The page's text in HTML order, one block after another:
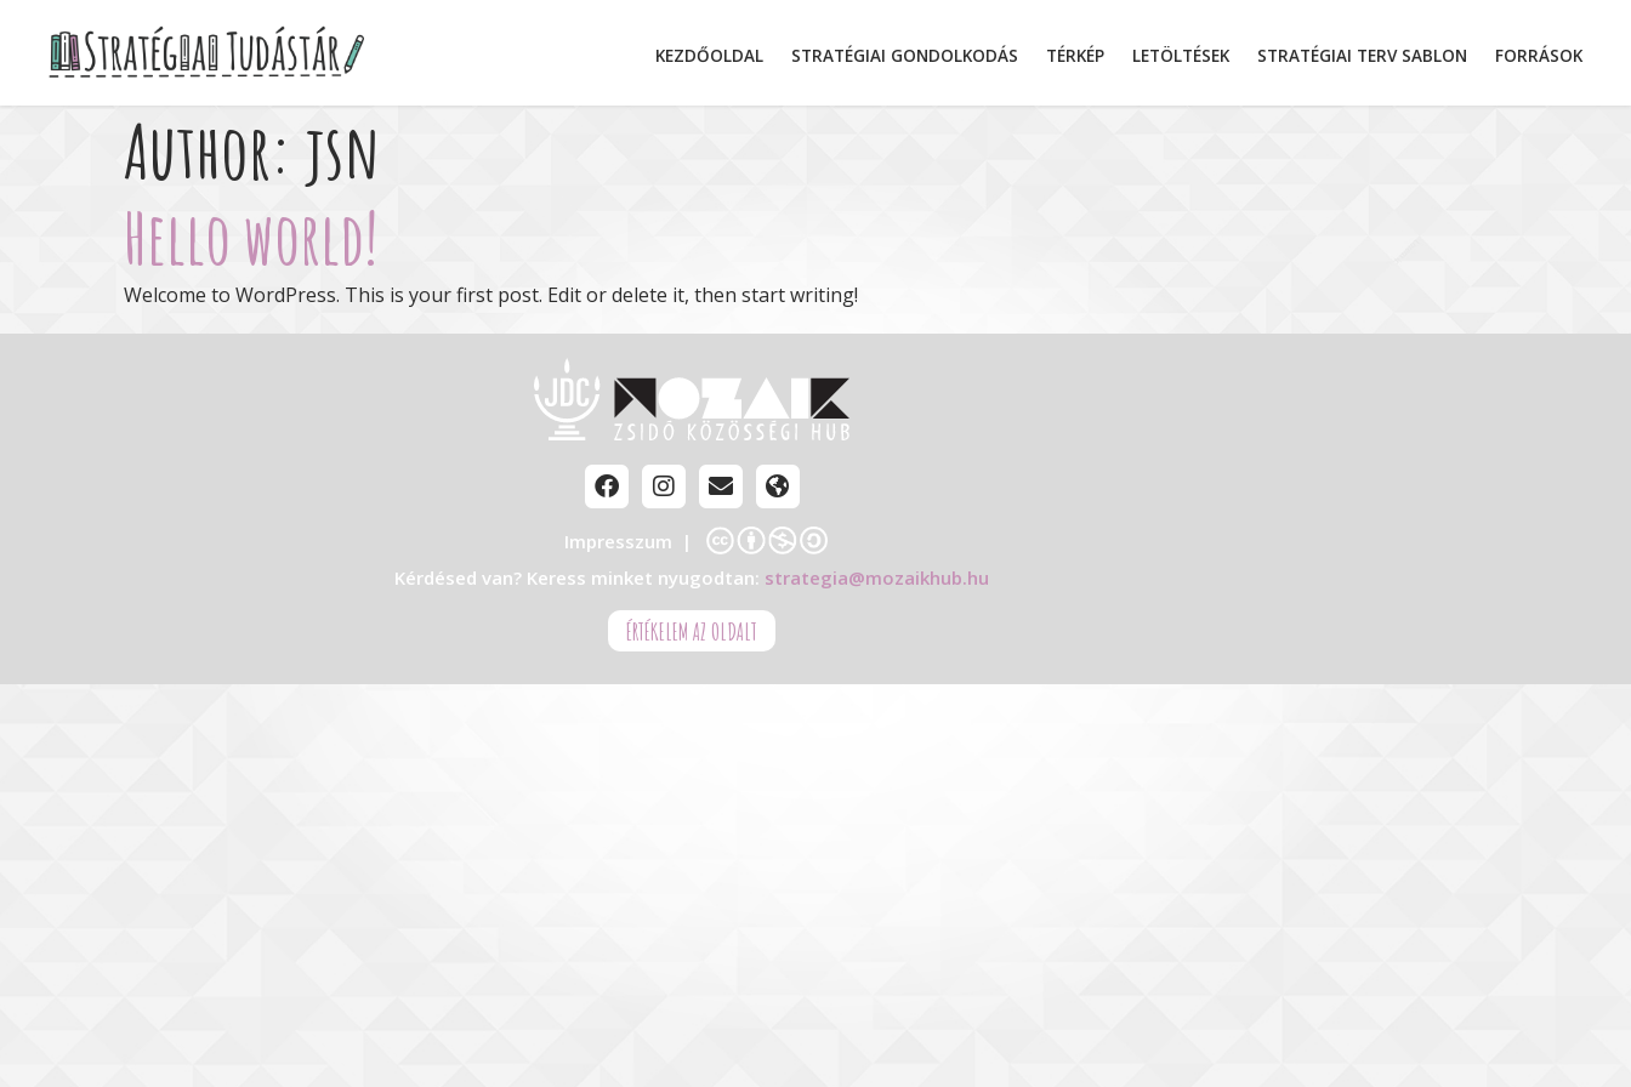
KEZDŐOLDAL STRATÉGIAI GONDOLKODÁS TÉRKÉP LETÖLTÉSEK STRATÉGIAI TERV SABLON FORRÁSOK
Author: jsn
Hello world!
Welcome to WordPress. This is your first post. Edit or delete it, then start writing!
Impresszum |
Kérdésed van? Keress minket nyugodtan: strategia@mozaikhub.hu
ÉRTÉKELEM AZ OLDALT